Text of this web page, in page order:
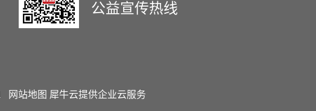
公益宣传热线
网站地图 犀牛云提供企业云服务